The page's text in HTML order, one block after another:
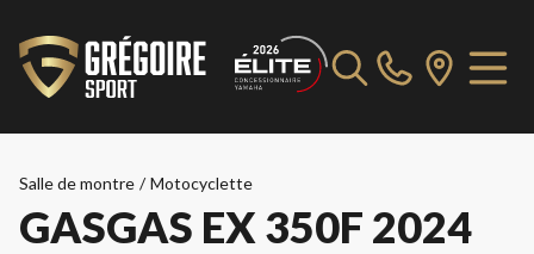
Salle de montre / Motocyclette
GASGAS EX 350F 2024